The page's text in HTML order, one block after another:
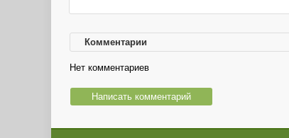
Комментарии
Нет комментариев
Написать комментарий